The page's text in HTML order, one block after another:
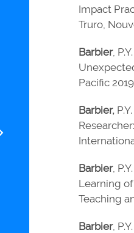
Impact
Truro,
Barbier,
Pacific
Barbier,
Barbier,
Learning
Teaching
Barbier,